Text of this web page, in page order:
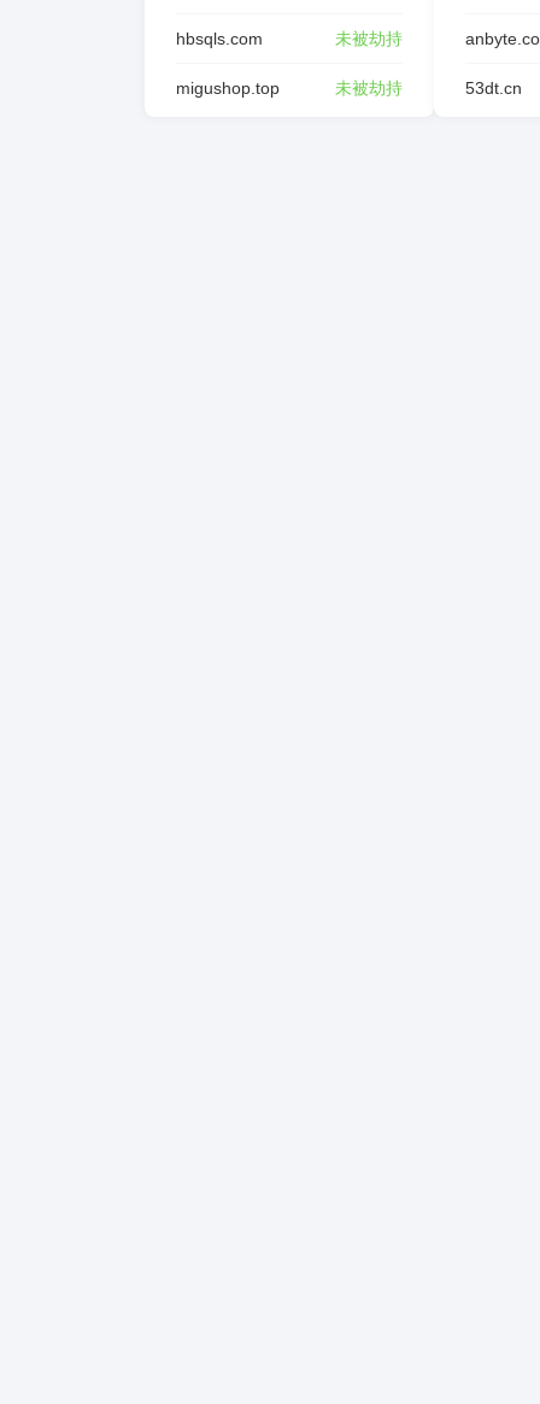
hbsqls.com 未被劫持
migushop.top 未被劫持 53dt.cn